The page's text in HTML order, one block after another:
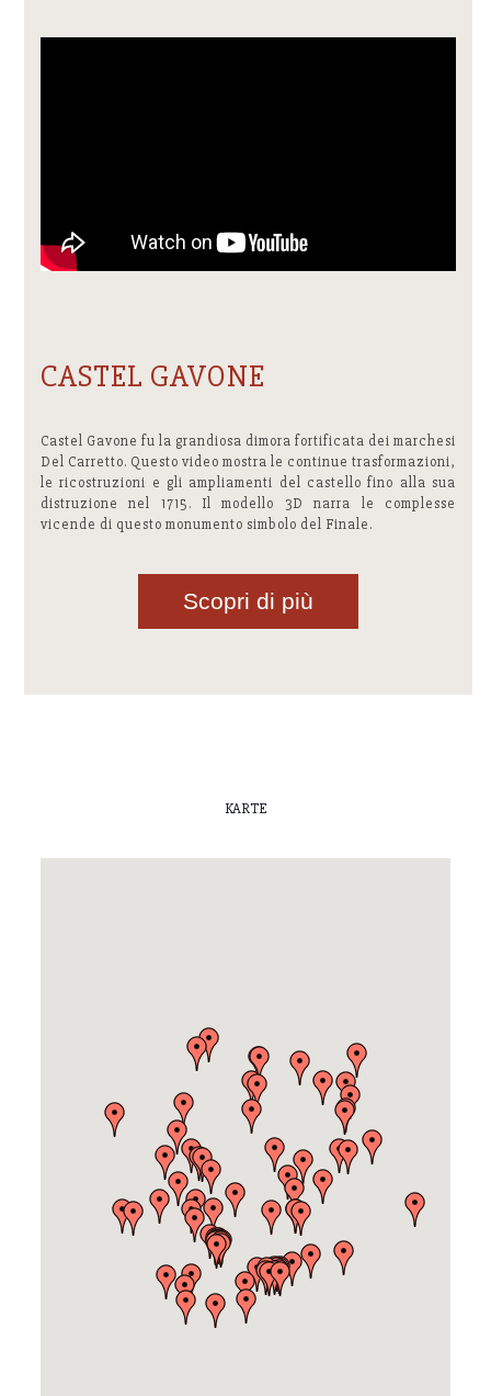
CASTEL GAVONE
Castel Gavone fu la grandiosa dimora fortificata dei marchesi
Del Carretto. Questo video mostra le continue trasformazioni,
le ricostruzioni e gli ampliamenti del castello fino alla sua
distruzione nel 1715. Il modello 3D narra le complesse
vicende di questo monumento simbolo del Finale.
Scopri di più
KARTE